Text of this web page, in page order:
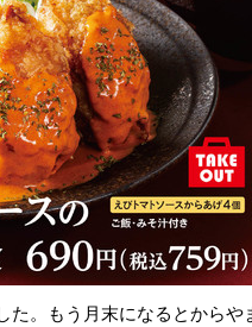
。もう月末になるとからや